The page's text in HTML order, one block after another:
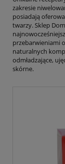
zakresie
posiadają
twarzy. Sklep
przebarwieniami
naturalnych
odmładzające,
skórne.